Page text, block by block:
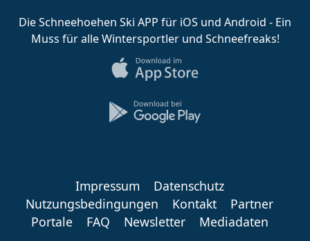
Die Schneehoehen Ski APP für iOS und Android - Ein
Muss für alle Wintersportler und Schneefreaks!
Impressum
Datenschutz
Nutzungsbedingungen
Kontakt
Partner
Portale
FAQ Newsletter Mediadaten